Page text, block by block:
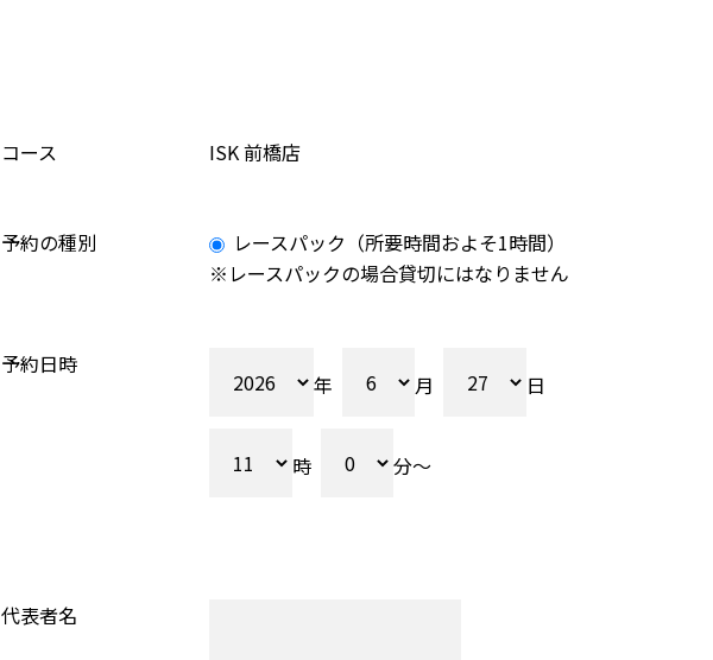
コース ISK 前橋店
予約の種別
レースパック（所要時間およそ1時間）
※レースパックの場合貸切にはなりません
予約日時
年 月 日
時 分～
代表者名